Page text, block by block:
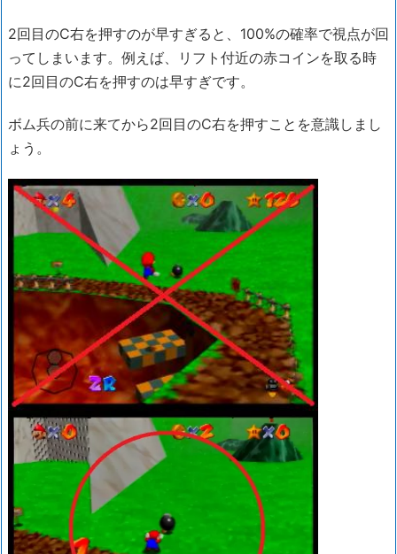
2回目のC右を押すのが早すぎると、100%の確率で視点が回
ってしまいます。例えば、リフト付近の赤コインを取る時
に2回目のC右を押すのは早すぎです。
ボム兵の前に来てから2回目のC右を押すことを意識しまし
ょう。